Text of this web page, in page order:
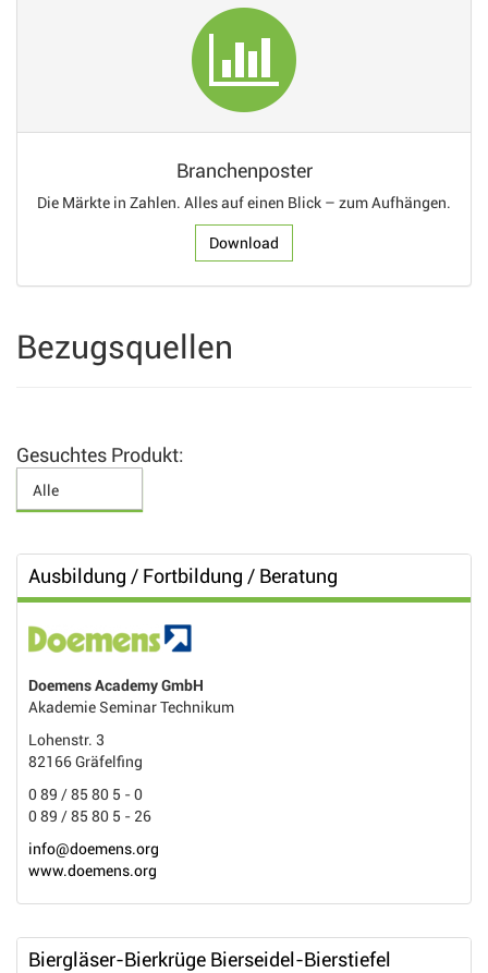
Branchenposter
Die Märkte in Zahlen. Alles auf einen Blick – zum Aufhängen.
Download
Bezugsquellen
Gesuchtes Produkt:
Ausbildung / Fortbildung / Beratung
Doemens Academy GmbH
Akademie Seminar Technikum
Lohenstr. 3
82166 Gräfelfing
0 89 / 85 80 5 - 0
0 89 / 85 80 5 - 26
info@doemens.org
www.doemens.org
Biergläser-Bierkrüge Bierseidel-Bierstiefel